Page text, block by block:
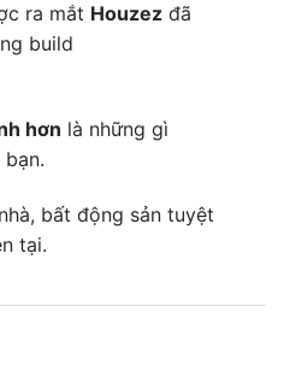
ra mắt Houzezđã
build
hơn là những gì
bất động sản tuyệt
tại.